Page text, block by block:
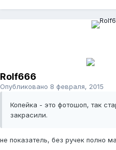
Rolf666
Опубликовано 8 февраля, 2015
Копейка - это фотошоп, так
закрасили.
не показатель, без ручек полно